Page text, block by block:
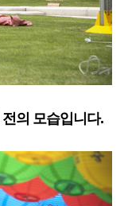
의 모습입니다.